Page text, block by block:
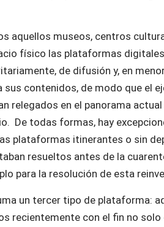
aquellos museos, centros
físico las plataformas
de difusión y, en
sus contenidos, de modo que el
relegados en el panorama actual
De todas formas, hay
plataformas itinerantes o sin
resueltos antes de la
para la resolución de esta
un tercer tipo de plataforma:
recientemente con el fin no solo